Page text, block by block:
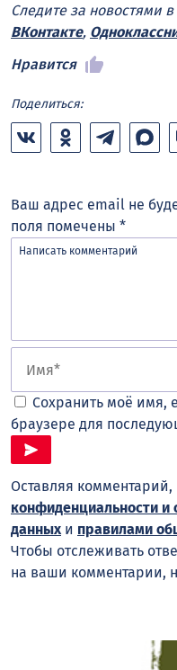
Следите за новостями
ВКонтакте,
Нравится
Поделиться:
Ваш адрес email не
поля помечены *
Сохранить моё имя,
браузере для
Оставляя комментарий,
конфиденциальности и
данныхи правилами
Чтобы отслеживать
на ваши комментарии,